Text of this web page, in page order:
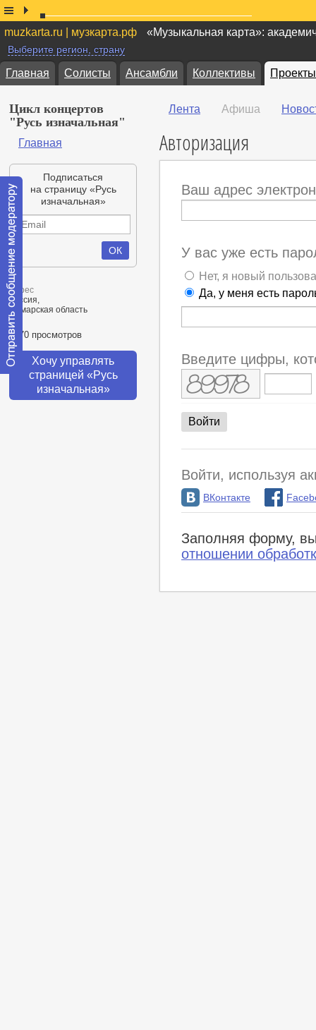
muzkarta.ru | музкарта.рф «Музыкальная карта»:
Выберите регион, страну
Главная Солисты Ансамбли Коллективы Проекты
Цикл концертов
"Русь изначальная"
Главная
Подписаться
на страницу «Русь
изначальная»
Адрес
Россия,
Самарская область
8770 просмотров
Хочу управлять
страницей «Русь
изначальная»
Лента Афиша
Авторизация
Ваш адрес
У вас уже есть
Нет, я новый
Да, у меня есть
Введите цифры,
Войти, используя
ВКонтакте
Заполняя форму,
отношении
Отправить
сообщение
модератору